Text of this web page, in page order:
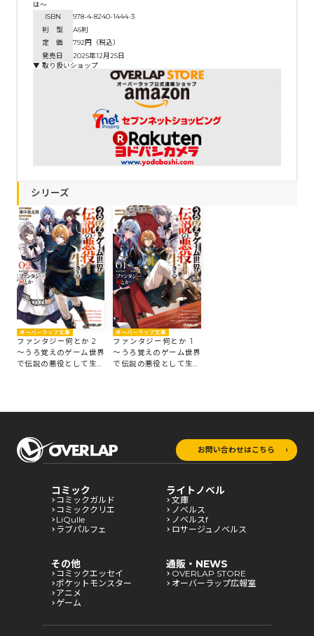
は～
ISBN
978-4-8240-1444-3
判 型
A6判
定 価
792円（税込）
発売日
2025年12月25日
▼ 取り扱いショップ
シリーズ
オーバーラップ文庫
ファンタジー何とか 2
～うろ覚えのゲーム世界
で伝説の悪役として生き
オーバーラップ文庫
ファンタジー何とか 1
～うろ覚えのゲーム世界
で伝説の悪役として生き
お問い合わせはこちら
コミック
コミックガルド
コミッククリエ
LiQulle
ラブパルフェ
ライトノベル
文庫
ノベルス
ノベルスf
ロサージュノベルス
その他
コミックエッセイ
ポケットモンスター
アニメ
ゲーム
通販・NEWS
OVERLAP STORE
オーバーラップ広報室